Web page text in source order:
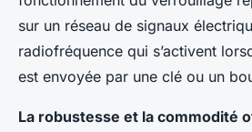
sur un réseau de signaux
radiofréquence qui s’activent
est envoyée par une clé ou un
La robustesse et la commodité